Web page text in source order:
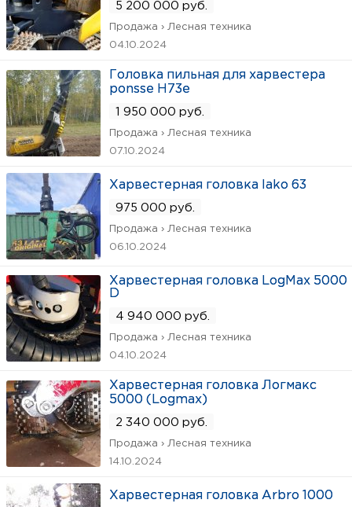
5 200 000 руб.
Продажа › Лесная техника
04.10.2024
Головка пильная для харвестера
ponsse H73e
1 950 000 руб.
Продажа › Лесная техника
07.10.2024
Харвестерная головка lako 63
975 000 руб.
Продажа › Лесная техника
06.10.2024
Харвестерная головка LogMax 5000
D
4 940 000 руб.
Продажа › Лесная техника
04.10.2024
Харвестерная головка Логмакс
5000 (Logmax)
2 340 000 руб.
Продажа › Лесная техника
14.10.2024
Харвестерная головка Arbro 1000